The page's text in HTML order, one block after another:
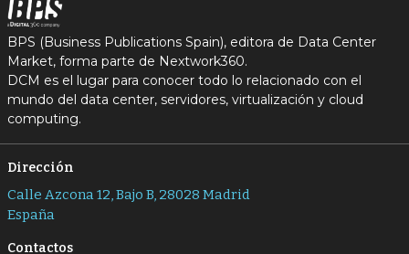
BPS (Business Publications Spain), editora de Data Center
Market, forma parte de Nextwork360.
DCM es el lugar para conocer todo lo relacionado con el
mundo del data center, servidores, virtualización y cloud
computing.
Dirección
Calle Azcona 12, Bajo B, 28028 Madrid
España
Contactos